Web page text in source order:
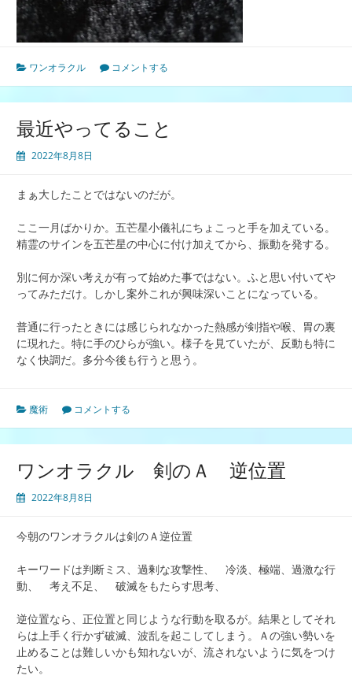
ワンオラクル コメントする
最近やってること
2022年8月8日
まぁ大したことではないのだが。
ここ一月ばかりか。五芒星小儀礼にちょこっと手を加えている。
精霊のサインを五芒星の中心に付け加えてから、振動を発する。
別に何か深い考えが有って始めた事ではない。ふと思い付いてや
ってみただけ。しかし案外これが興味深いことになっている。
普通に行ったときには感じられなかった熱感が剣指や喉、胃の裏
に現れた。特に手のひらが強い。様子を見ていたが、反動も特に
なく快調だ。多分今後も行うと思う。
魔術 コメントする
ワンオラクル 剣のＡ 逆位置
2022年8月8日
今朝のワンオラクルは剣のＡ逆位置
キーワードは判断ミス、過剰な攻撃性、 冷淡、極端、過激な行
動、 考え不足、 破滅をもたらす思考、
逆位置なら、正位置と同じような行動を取るが。結果としてそれ
らは上手く行かず破滅、波乱を起こしてしまう。Ａの強い勢いを
止めることは難しいかも知れないが、流されないように気をつけ
たい。